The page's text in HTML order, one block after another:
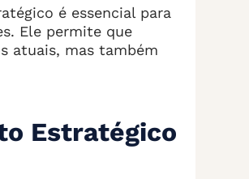
é essencial para
Ele permite que
atuais, mas também
Estratégico